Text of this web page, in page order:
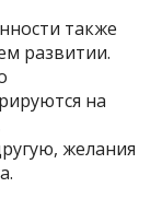
также
развитии.
на
желания